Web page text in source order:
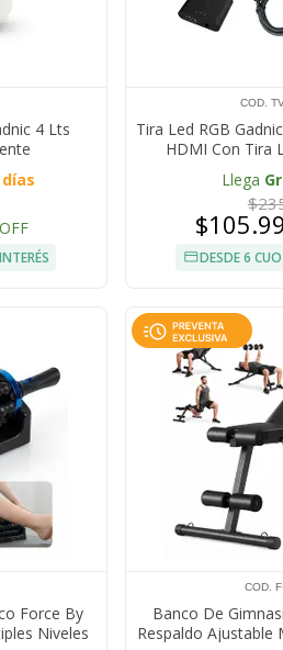
4 Lts
COD.
Tira Led RGB
HDMI Con Tira
Llega
DESDE 6
Force By
Niveles
COD.
Banco De
Respaldo Ajustable